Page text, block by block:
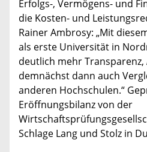
Erfolgs-, Vermögens- und
die Kosten- und
Rainer Ambrosy: „Mit
als erste Universität in
deutlich mehr Transparenz,
demnächst dann auch
anderen Hochschulen.“
Eröffnungsbilanz von der
Schlage Lang und Stolz in